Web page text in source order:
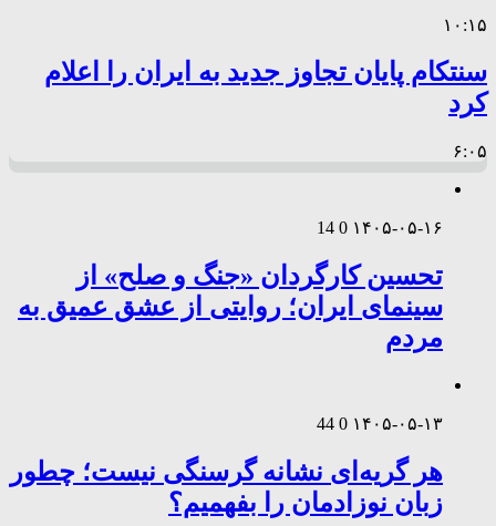
۱۰:۱۵
سنتکام پایان تجاوز جدید به ایران را اعلام
کرد
۶:۰۵
۱۴۰۵-۰۵-۱۶ 0
14
تحسین کارگردان «جنگ و صلح» از
سینمای ایران؛ روایتی از عشق عمیق به
مردم
۱۴۰۵-۰۵-۱۳ 0
44
هر گریه‌ای نشانه گرسنگی نیست؛ چطور
زبان نوزادمان را بفهمیم؟